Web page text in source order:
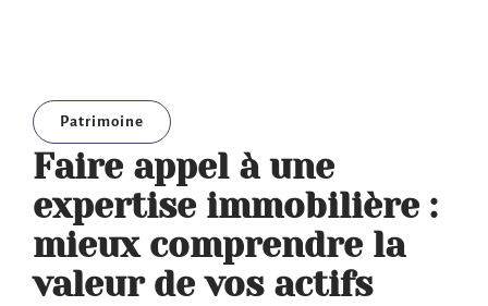
Patrimoine
Faire appel à une
expertise immobilière :
mieux comprendre la
valeur de vos actifs